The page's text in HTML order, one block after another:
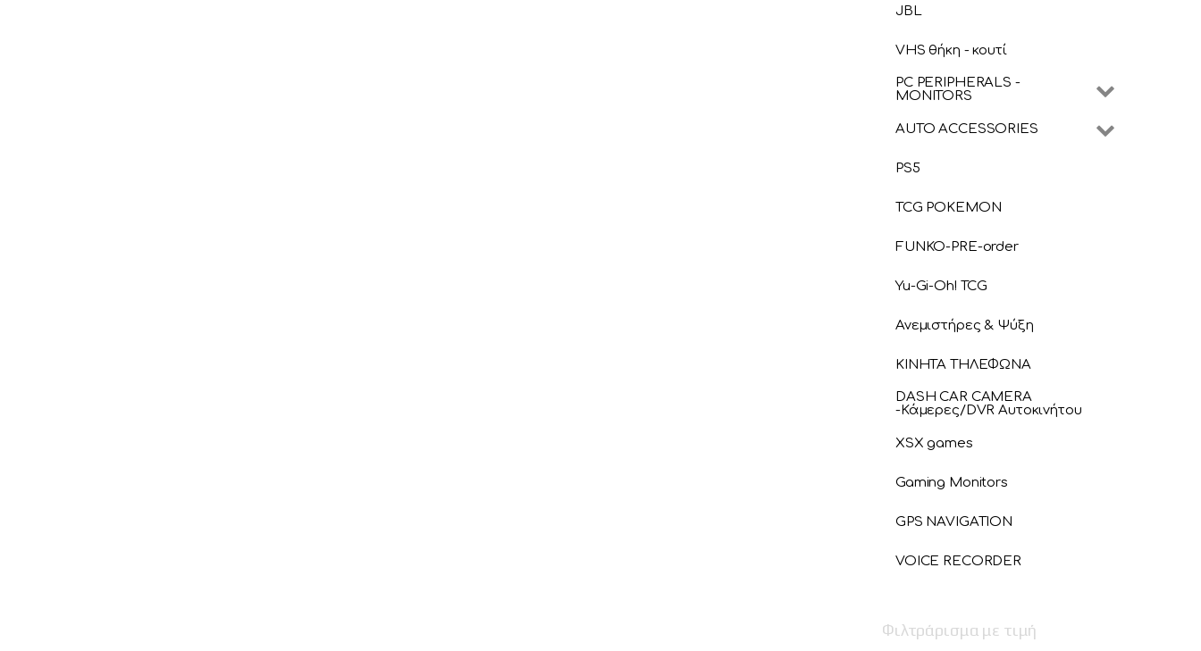
JBL
VHS θήκη - κουτί
PC PERIPHERALS -
MONITORS
AUTO ACCESSORIES
PS5
TCG POKEMON
FUNKO-PRE-order
Yu-Gi-Oh! TCG
Ανεμιστήρες & Ψύξη
ΚΙΝΗΤΑ ΤΗΛΕΦΩΝΑ
DASH CAR CAMERA
-Κάμερες/DVR Αυτοκινήτου
XSX games
Gaming Monitors
GPS NAVIGATION
VOICE RECORDER
Φιλτράρισμα με τιμή